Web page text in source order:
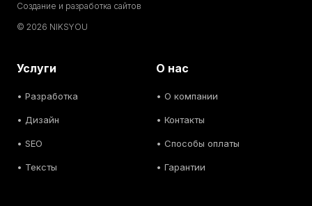
Создание и разработка сайтов
© 2026 NIKSYOU
Услуги
• Разработка
• Дизайн
• SEO
• Тексты
О нас
• О компании
• Контакты
• Способы оплаты
• Гарантии